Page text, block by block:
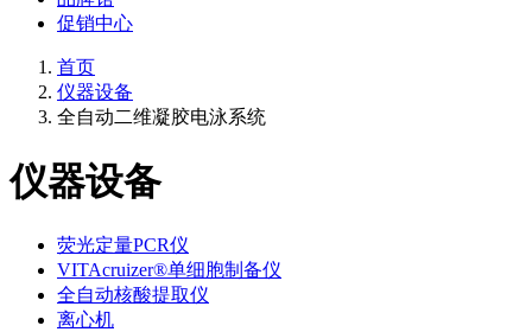
促销中心
首页
仪器设备
全自动二维凝胶电泳系统
仪器设备
荧光定量PCR仪
VITAcruizer®单细胞制备仪
全自动核酸提取仪
离心机